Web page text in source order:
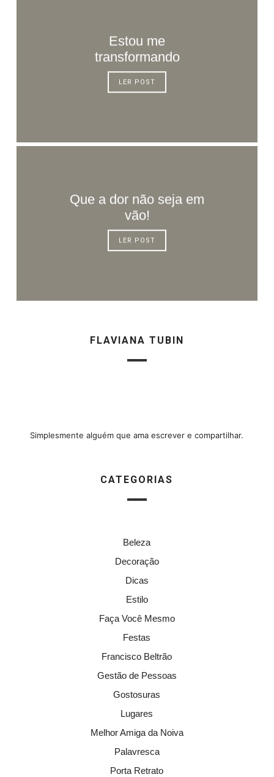
Estou me
transformando
LER POST
Que a dor não seja em
vão!
LER POST
FLAVIANA TUBIN
Simplesmente alguém que ama escrever e compartilhar.
CATEGORIAS
Beleza
Decoração
Dicas
Estilo
Faça Você Mesmo
Festas
Francisco Beltrão
Gestão de Pessoas
Gostosuras
Lugares
Melhor Amiga da Noiva
Palavresca
Porta Retrato